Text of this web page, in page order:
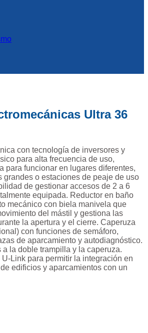
Ultra 36
con tecnología de inversores y
para alta frecuencia de uso,
para funcionar en lugares diferentes,
grandes o estaciones de peaje de uso
de gestionar accesos de 2 a 6
equipada. Reductor en baño
mecánico con biela manivela que
del mástil y gestiona las
la apertura y el cierre. Caperuza
con funciones de semáforo,
de aparcamiento y autodiagnóstico.
a la doble trampilla y la caperuza.
Link para permitir la integración en
edificios y aparcamientos con un